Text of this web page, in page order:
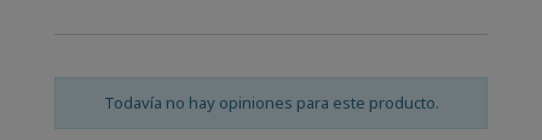
Todavía no hay opiniones para este producto.